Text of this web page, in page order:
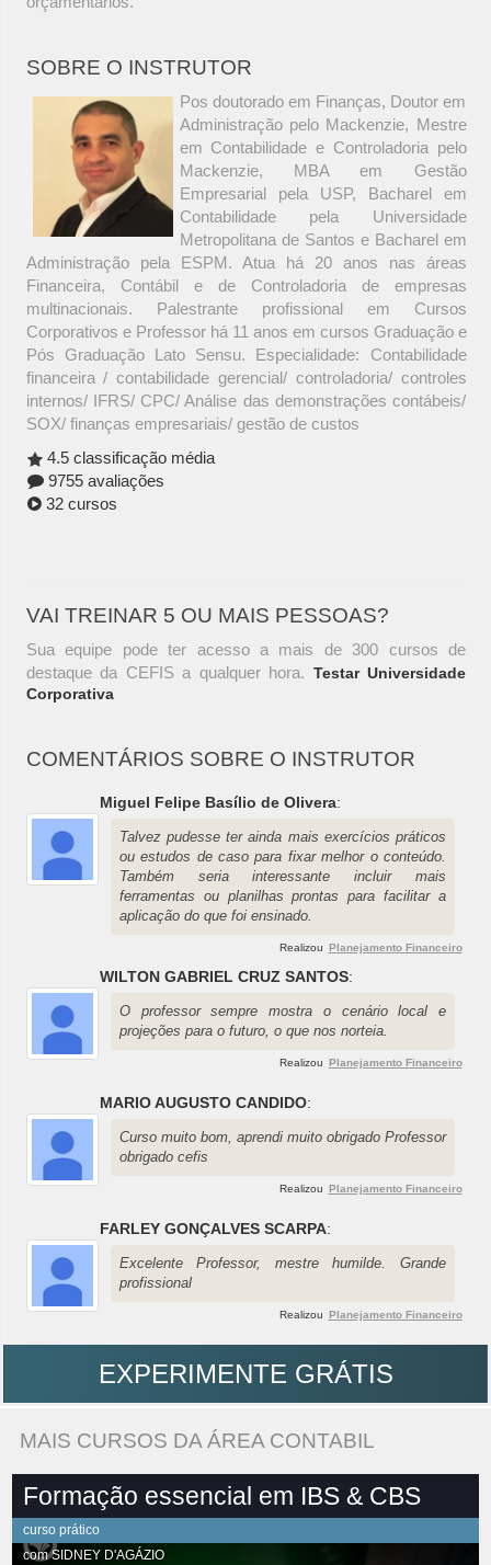
SOBRE O INSTRUTOR
Pos doutorado em Finanças, Doutor em
Administração pelo Mackenzie, Mestre
em Contabilidade e Controladoria pelo
Mackenzie, MBA em Gestão
Empresarial pela USP, Bacharel em
Contabilidade pela Universidade
Metropolitana de Santos e Bacharel em
Administração pela ESPM. Atua há 20 anos nas áreas
Financeira, Contábil e de Controladoria de empresas
multinacionais. Palestrante profissional em Cursos
Corporativos e Professor há 11 anos em cursos Graduação e
Pós Graduação Lato Sensu. Especialidade: Contabilidade
financeira / contabilidade gerencial/ controladoria/ controles
internos/ IFRS/ CPC/ Análise das demonstrações contábeis/
SOX/ finanças empresariais/ gestão de custos
4.5 classificação média
9755 avaliações
32 cursos
VAI TREINAR 5 OU MAIS PESSOAS?
Sua equipe pode ter acesso a mais de 300 cursos de
destaque da CEFIS a qualquer hora. Testar Universidade
Corporativa
COMENTÁRIOS SOBRE O INSTRUTOR
Miguel Felipe Basílio de Olivera:
Talvez pudesse ter ainda mais exercícios práticos
ou estudos de caso para fixar melhor o conteúdo.
Também seria interessante incluir mais
ferramentas ou planilhas prontas para facilitar a
aplicação do que foi ensinado.
Realizou Planejamento Financeiro
WILTON GABRIEL CRUZ SANTOS:
O professor sempre mostra o cenário local e
projeções para o futuro, o que nos norteia.
Realizou Planejamento Financeiro
MARIO AUGUSTO CANDIDO:
Curso muito bom, aprendi muito obrigado Professor
obrigado cefis
Realizou Planejamento Financeiro
FARLEY GONÇALVES SCARPA:
Excelente Professor, mestre humilde. Grande
profissional
Realizou Planejamento Financeiro
EXPERIMENTE GRÁTIS
MAIS CURSOS DA ÁREA CONTABIL
Formação essencial em IBS & CBS
curso prático
comSIDNEY D'AGÁZIO